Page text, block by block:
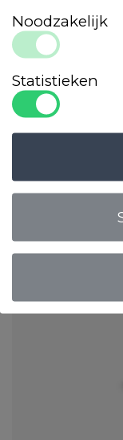
OMSCHRIJVING
Hoogwaardig
verstelbare
Noodzakelijk
Statistieken